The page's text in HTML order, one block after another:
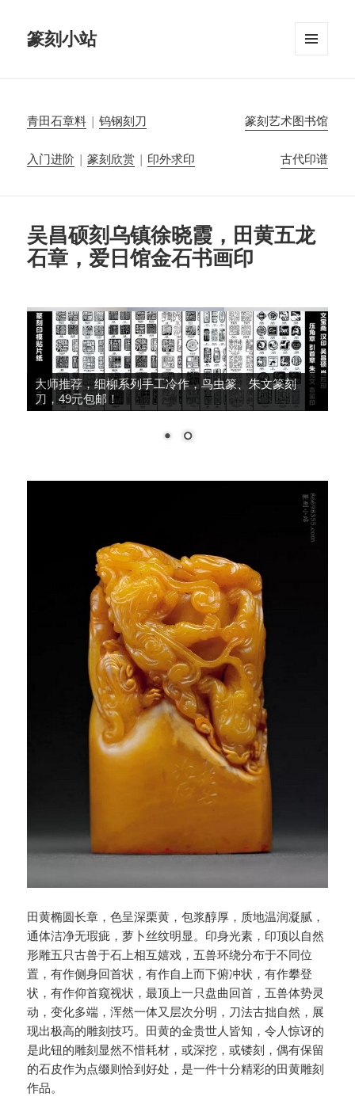
篆刻小站
青田石章料 |钨钢刻刀 篆刻艺术图书馆
入门进阶 |篆刻欣赏 | 印外求印 古代印谱
吴昌硕刻乌镇徐晓霞，田黄五龙
石章，爱日馆金石书画印
大师推荐，细柳系列手工冷作，鸟虫篆、朱文篆刻
刀，49元包邮！
田黄椭圆长章，色呈深栗黄，包浆醇厚，质地温润凝腻，
通体洁净无瑕疵，萝卜丝纹明显。印身光素，印顶以自然
形雕五只古兽于石上相互嬉戏，五兽环绕分布于不同位
置，有作侧身回首状，有作自上而下俯冲状，有作攀登
状，有作仰首窥视状，最顶上一只盘曲回首，五兽体势灵
动，变化多端，浑然一体又层次分明，刀法古拙自然，展
现出极高的雕刻技巧。田黄的金贵世人皆知，令人惊讶的
是此钮的雕刻显然不惜耗材，或深挖，或镂刻，偶有保留
的石皮作为点缀则恰到好处，是一件十分精彩的田黄雕刻
作品。